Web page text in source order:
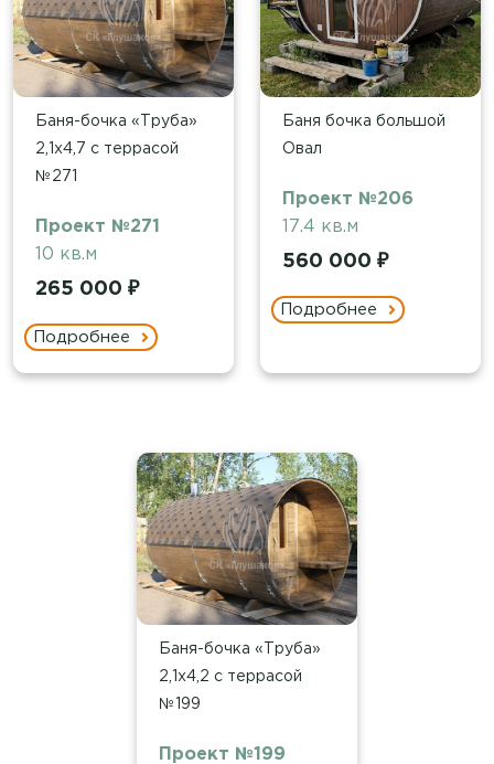
Баня-бочка «Труба»
2,1х4,7 с террасой
№271
Проект №271
10 кв.м
265 000 ₽
Подробнее
Баня бочка большой
Овал
Проект №206
17.4 кв.м
560 000 ₽
Подробнее
Баня-бочка «Труба»
2,1х4,2 с террасой
№199
Проект №199